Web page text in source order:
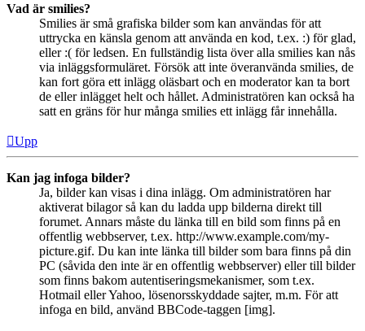
Vad är smilies?
Smilies är små grafiska bilder som kan användas för att
uttrycka en känsla genom att använda en kod, t.ex. :) för glad,
eller :( för ledsen. En fullständig lista över alla smilies kan nås
via inläggsformuläret. Försök att inte överanvända smilies, de
kan fort göra ett inlägg oläsbart och en moderator kan ta bort
de eller inlägget helt och hållet. Administratören kan också ha
satt en gräns för hur många smilies ett inlägg får innehålla.
Upp
Kan jag infoga bilder?
Ja, bilder kan visas i dina inlägg. Om administratören har
aktiverat bilagor så kan du ladda upp bilderna direkt till
forumet. Annars måste du länka till en bild som finns på en
offentlig webbserver, t.ex. http://www.example.com/my-
picture.gif. Du kan inte länka till bilder som bara finns på din
PC (såvida den inte är en offentlig webbserver) eller till bilder
som finns bakom autentiseringsmekanismer, som t.ex.
Hotmail eller Yahoo, lösenorsskyddade sajter, m.m. För att
infoga en bild, använd BBCode-taggen [img].